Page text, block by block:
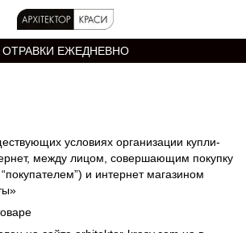
ОТРАВКИ ЕЖЕДНЕВНО
условиях организации купли-
между лицом, совершающим покупку
и интернет магазином